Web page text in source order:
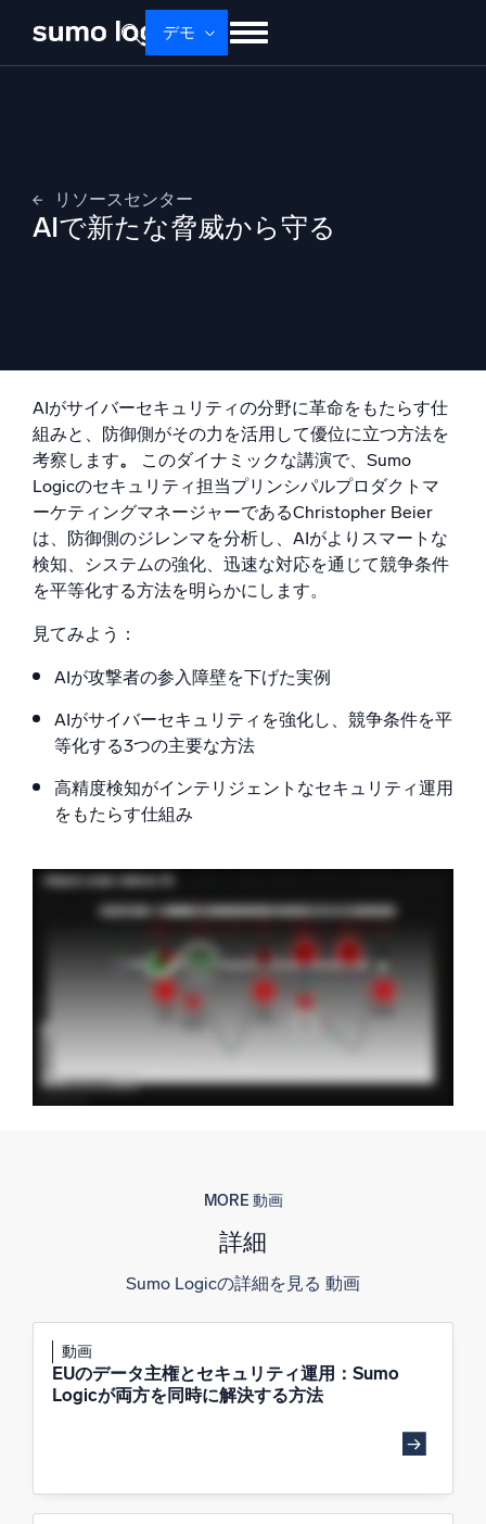
デモ
Dojo AI 新着
プラットフォーム
AI/ML 搭載
独自アルゴリズム、機械学習、生成AI
インテリジェントセキュリティ運用
SIEM
脅威を迅速に発見し、より賢く対応
セキュリティ用ログ
強力なログ可視化でクラウドセキュリティを解放
監視とトラブルシューティング
強力な統合
信頼され、認定済み
リソースセンター
AIで新たな脅威から守る
AIがサイバーセキュリティの分野に革命をもたらす仕
組みと、防御側がその力を活用して優位に立つ方法を
考察します。
このダイナミックな講演で、Sumo
Logicのセキュリティ担当プリンシパルプロダクトマ
ーケティングマネージャーであるChristopher Beier
は、防御側のジレンマを分析し、AIがよりスマートな
検知、システムの強化、迅速な対応を通じて競争条件
を平等化する方法を明らかにします。
見てみよう：
AIが攻撃者の参入障壁を下げた実例
AIがサイバーセキュリティを強化し、競争条件を平
等化する3つの主要な方法
高精度検知がインテリジェントなセキュリティ運用
をもたらす仕組み
MORE 動画
詳細
Sumo Logicの詳細を見る 動画
動画
EUのデータ主権とセキュリティ運用：Sumo
Logicが両方を同時に解決する方法